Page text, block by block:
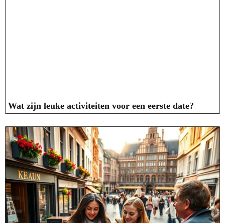
Wat zijn leuke activiteiten voor een eerste date?